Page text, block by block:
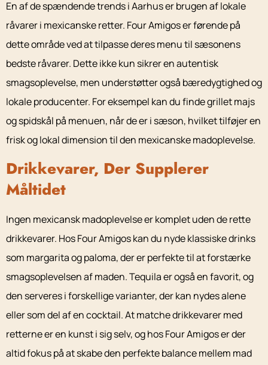
En af de spændende trends i Aarhus er brugen af lokale
råvarer i mexicanske retter. Four Amigos er førende på
dette område ved at tilpasse deres menu til sæsonens
bedste råvarer. Dette ikke kun sikrer en autentisk
smagsoplevelse, men understøtter også bæredygtighed og
lokale producenter. For eksempel kan du finde grillet majs
og spidskål på menuen, når de er i sæson, hvilket tilføjer en
frisk og lokal dimension til den mexicanske madoplevelse.
Drikkevarer, Der Supplerer
Måltidet
Ingen mexicansk madoplevelse er komplet uden de rette
drikkevarer. Hos Four Amigos kan du nyde klassiske drinks
som margarita og paloma, der er perfekte til at forstærke
smagsoplevelsen af maden. Tequila er også en favorit, og
den serveres i forskellige varianter, der kan nydes alene
eller som del af en cocktail. At matche drikkevarer med
retterne er en kunst i sig selv, og hos Four Amigos er der
altid fokus på at skabe den perfekte balance mellem mad